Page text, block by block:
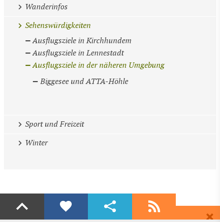
Wanderinfos
Sehenswürdigkeiten
Ausflugsziele in Kirchhundem
Ausflugsziele in Lennestadt
Ausflugsziele in der näheren Umgebung
Biggesee und ATTA-Höhle
Sport und Freizeit
Winter
Liken
Teilen
Abonnieren